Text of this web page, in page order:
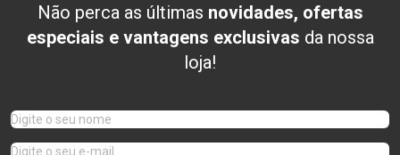
Não perca as últimas novidades, ofertas
especiais e vantagens exclusivas da nossa
loja!